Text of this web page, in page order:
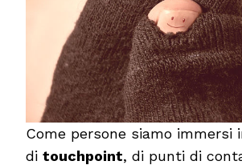
Come persone siamo immersi
di touchpoint, di punti di